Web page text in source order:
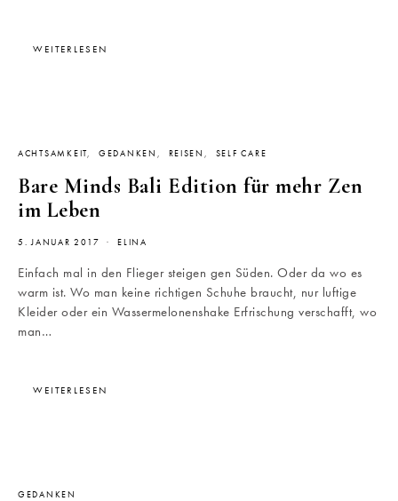
WEITERLESEN
ACHTSAMKEIT GEDANKEN REISEN SELF CARE
Bare Minds Bali Edition für mehr Zen
im Leben
5. JANUAR 2017 ELINA
Einfach mal in den Flieger steigen gen Süden. Oder da wo es
warm ist. Wo man keine richtigen Schuhe braucht, nur luftige
Kleider oder ein Wassermelonenshake Erfrischung verschafft, wo
man…
WEITERLESEN
GEDANKEN